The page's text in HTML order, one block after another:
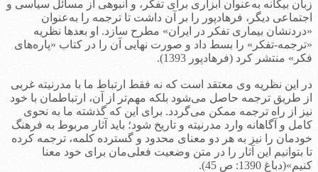
زبان بیگانه به‌عنوان ابزاری برای تفکر، و انبوهی از مسائل سیاسی و
اجتماعی دیگر، فرهادپور را بر آن داشت تا ترجمه را به‌عنوان
«دردنشان بیماری تفکر در ایران» مطرح سازد. او بعدها نظریه
«ترجمه-تفکر» را بسط داد و صورت نهایی آن را در کتاب «پاره‌های
فکر» منتشر کرد (فرهادپور 1393).
در این نظریه وی معتقد است که نه فقط ارتباط ما با مدرنیته غربی
از طریق ترجمه حاصل می‌شود بلکه مهم‌تر از آن، ارتباطمان با خود
نیز از راه ترجمه ممکن می‌گردد. برای این که گذشته ما به نحوی
کامل و آگاهانه وارد مدرنیته و تاریخ شود؛ باید آثار مربوط به فرهنگ
خودمان را نیز به هر دو معنای محدود و گسترده کلمه، ترجمه کرده
تا بتوانیم این آثار را در متن وضعیت فعلی‌مان برای خود معنا
کنیم»(دباغ 1390: ص 45).